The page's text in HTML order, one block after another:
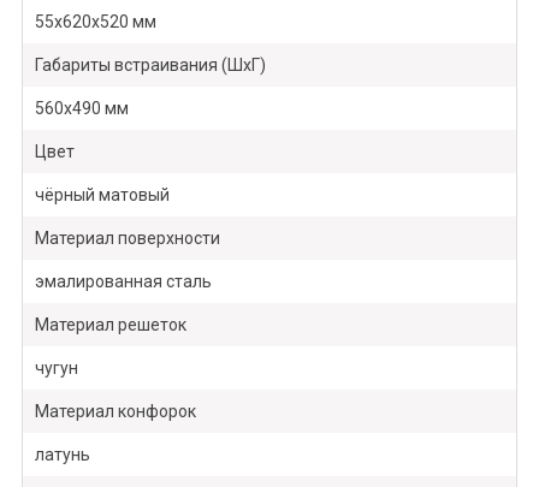
55х620х520 мм
Габариты встраивания (ШхГ)
560х490 мм
Цвет
чёрный матовый
Материал поверхности
эмалированная сталь
Материал решеток
чугун
Материал конфорок
латунь